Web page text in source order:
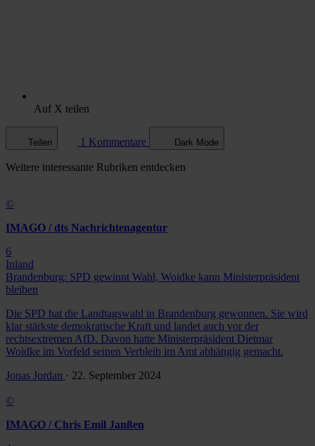
Auf X teilen
Teilen 1 Kommentare Dark Mode
Weitere interessante Rubriken entdecken
©
IMAGO / dts Nachrichtenagentur
6
Inland
Brandenburg: SPD gewinnt Wahl, Woidke kann Ministerpräsident
bleiben
Die SPD hat die Landtagswahl in Brandenburg gewonnen. Sie wird
klar stärkste demokratische Kraft und landet auch vor der
rechtsextremen AfD. Davon hatte Ministerpräsident Dietmar
Woidke im Vorfeld seinen Verbleib im Amt abhängig gemacht.
Jonas Jordan · 22. September 2024
©
IMAGO / Chris Emil Janßen